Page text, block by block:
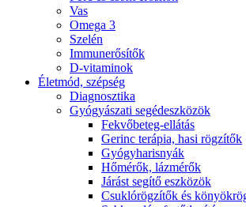
Vas
Omega 3
Szelén
Immunerősítők
D-vitaminok
Életmód, szépség
Diagnosztika
Gyógyászati segédeszközök
Fekvőbeteg-ellátás
Gerinc terápia, hasi rögzítők
Gyógyharisnyák
Hőmérők, lázmérők
Járást segítő eszközök
Csuklórögzítők és